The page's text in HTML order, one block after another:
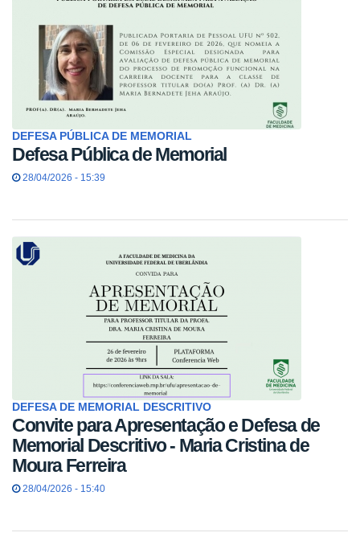
DEFESA PÚBLICA DE MEMORIAL
Defesa Pública de Memorial
28/04/2026 - 15:39
DEFESA DE MEMORIAL DESCRITIVO
Convite para Apresentação e Defesa de
Memorial Descritivo - Maria Cristina de
Moura Ferreira
28/04/2026 - 15:40